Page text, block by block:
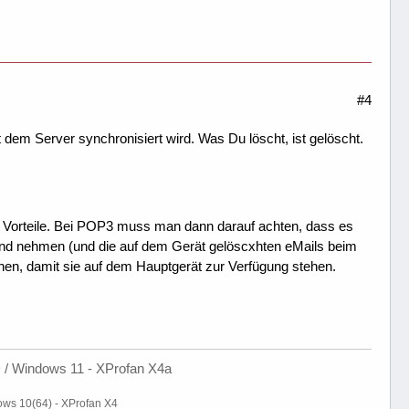
#4
Server synchronisiert wird. Was Du löscht, ist gelöscht.
Bei POP3 muss man dann darauf achten, dass es
nehmen (und die auf dem Gerät gelöscxhten eMails beim
damit sie auf dem Hauptgerät zur Verfügung stehen.
Windows 11 - XProfan X4a
10(64) - XProfan X4